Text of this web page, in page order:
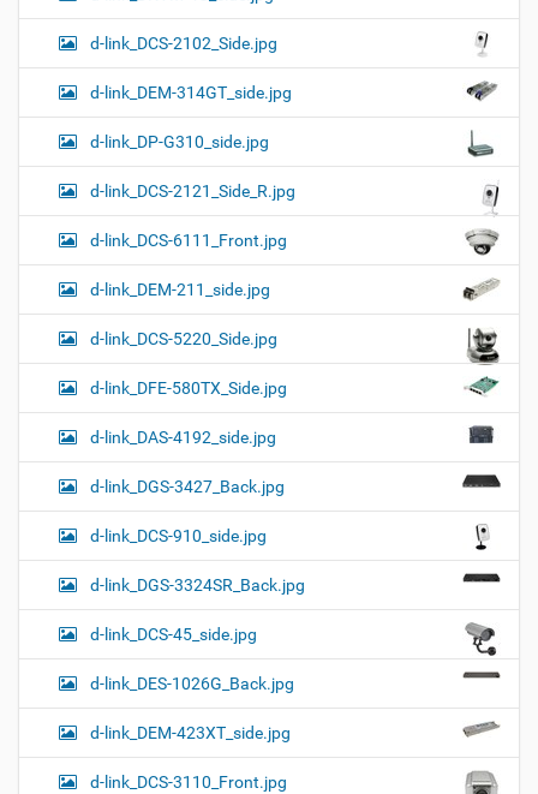
d-link_DCS-2102_Side.jpg
d-link_DEM-314GT_side.jpg
d-link_DP-G310_side.jpg
d-link_DCS-2121_Side_R.jpg
d-link_DCS-6111_Front.jpg
d-link_DEM-211_side.jpg
d-link_DCS-5220_Side.jpg
d-link_DFE-580TX_Side.jpg
d-link_DAS-4192_side.jpg
d-link_DGS-3427_Back.jpg
d-link_DCS-910_side.jpg
d-link_DGS-3324SR_Back.jpg
d-link_DCS-45_side.jpg
d-link_DES-1026G_Back.jpg
d-link_DEM-423XT_side.jpg
d-link_DCS-3110_Front.jpg